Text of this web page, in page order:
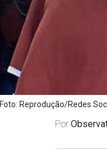
Foto: Reprodução/Redes
Por